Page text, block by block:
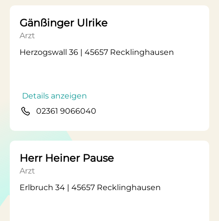
Gänßinger Ulrike
Arzt
Herzogswall 36 | 45657 Recklinghausen
Details anzeigen
02361 9066040
Herr Heiner Pause
Arzt
Erlbruch 34 | 45657 Recklinghausen